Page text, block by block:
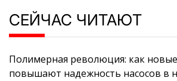
СЕЙЧАС ЧИТАЮТ
Полимерная революция: как
повышают надежность насосов в